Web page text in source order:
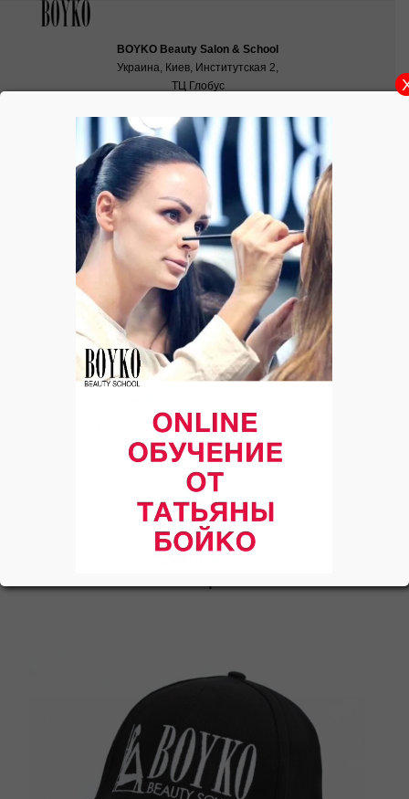
BOYKO Beauty Salon & School
Украина, Киев, Институтская 2,
ТЦ Глобус
BOYKO PROFESSIONAL MAKEUP
SHOP
Интернет-магазин
косметики
ВOYKO Professional
MakeUP